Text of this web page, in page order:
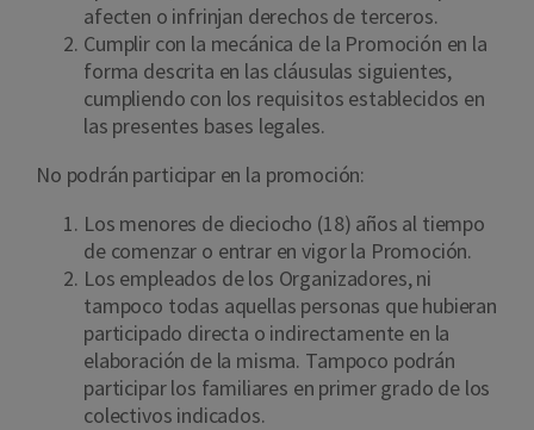
afecten o infrinjan derechos de terceros.
Cumplir con la mecánica de la Promoción en la
forma descrita en las cláusulas siguientes,
cumpliendo con los requisitos establecidos en
las presentes bases legales.
No podrán participar en la promoción:
Los menores de dieciocho (18) años al tiempo
de comenzar o entrar en vigor la Promoción.
Los empleados de los Organizadores, ni
tampoco todas aquellas personas que hubieran
participado directa o indirectamente en la
elaboración de la misma. Tampoco podrán
participar los familiares en primer grado de los
colectivos indicados.